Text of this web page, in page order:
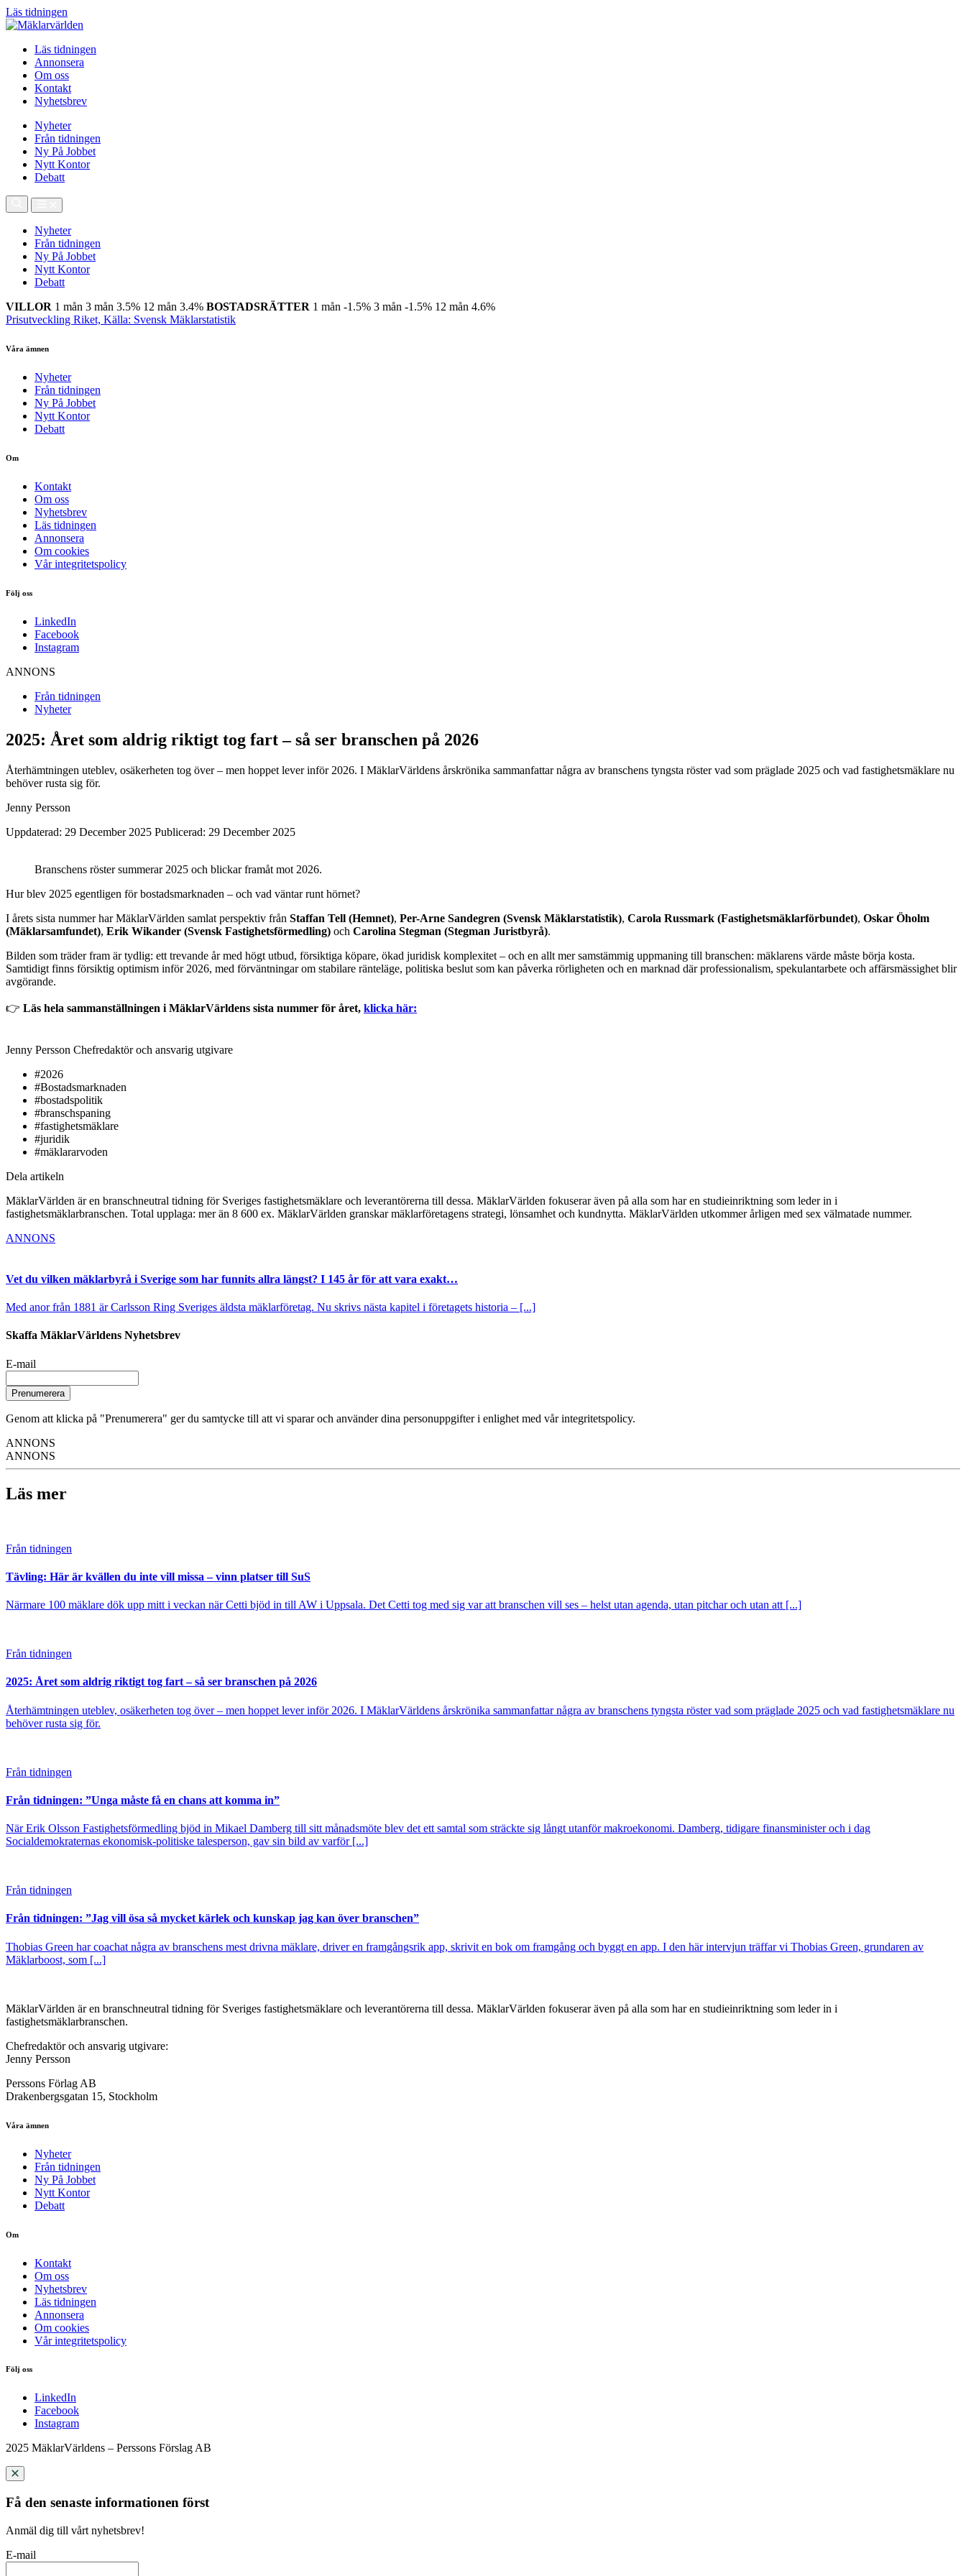
Läs tidningen
Läs tidningen
Annonsera
Om oss
Kontakt
Nyhetsbrev
Nyheter
Från tidningen
Ny På Jobbet
Nytt Kontor
Debatt
Nyheter
Från tidningen
Ny På Jobbet
Nytt Kontor
Debatt
VILLOR 1 mån 3 mån 3.5% 12 mån 3.4% BOSTADSRÄTTER 1 mån -1.5% 3 mån -1.5% 12 mån 4.6%
Prisutveckling Riket, Källa: Svensk Mäklarstatistik
Våra ämnen
Nyheter
Från tidningen
Ny På Jobbet
Nytt Kontor
Debatt
Om
Kontakt
Om oss
Nyhetsbrev
Läs tidningen
Annonsera
Om cookies
Vår integritetspolicy
Följ oss
LinkedIn
Facebook
Instagram
ANNONS
Från tidningen
Nyheter
2025: Året som aldrig riktigt tog fart – så ser branschen på 2026
Återhämtningen uteblev, osäkerheten tog över – men hoppet lever inför 2026. I MäklarVärldens årskrönika sammanfattar några av branschens tyngsta röster vad som präglade 2025 och vad fastighetsmäklare nu
behöver rusta sig för.
Jenny Persson
Uppdaterad: 29 December 2025 Publicerad: 29 December 2025
Branschens röster summerar 2025 och blickar framåt mot 2026.
Hur blev 2025 egentligen för bostadsmarknaden – och vad väntar runt hörnet?
I årets sista nummer har MäklarVärlden samlat perspektiv från Staffan Tell (Hemnet), Per-Arne Sandegren (Svensk Mäklarstatistik), Carola Russmark (Fastighetsmäklarförbundet), Oskar Öholm
(Mäklarsamfundet), Erik Wikander (Svensk Fastighetsförmedling) och Carolina Stegman (Stegman Juristbyrå).
Bilden som träder fram är tydlig: ett trevande år med högt utbud, försiktiga köpare, ökad juridisk komplexitet – och en allt mer samstämmig uppmaning till branschen: mäklarens värde måste börja kosta.
Samtidigt finns försiktig optimism inför 2026, med förväntningar om stabilare ränteläge, politiska beslut som kan påverka rörligheten och en marknad där professionalism, spekulantarbete och affärsmässighet blir
avgörande.
👉 Läs hela sammanställningen i MäklarVärldens sista nummer för året, klicka här:
Jenny Persson Chefredaktör och ansvarig utgivare
#2026
#Bostadsmarknaden
#bostadspolitik
#branschspaning
#fastighetsmäklare
#juridik
#mäklararvoden
Dela artikeln
MäklarVärlden är en branschneutral tidning för Sveriges fastighetsmäklare och leverantörerna till dessa. MäklarVärlden fokuserar även på alla som har en studieinriktning som leder in i
fastighetsmäklarbranschen. Total upplaga: mer än 8 600 ex. MäklarVärlden granskar mäklarföretagens strategi, lönsamhet och kundnytta. MäklarVärlden utkommer årligen med sex välmatade nummer.
ANNONS
Vet du vilken mäklarbyrå i Sverige som har funnits allra längst? I 145 år för att vara exakt…
Med anor från 1881 är Carlsson Ring Sveriges äldsta mäklarföretag. Nu skrivs nästa kapitel i företagets historia – [...]
Skaffa MäklarVärldens Nyhetsbrev
E-mail
Prenumerera
Genom att klicka på "Prenumerera" ger du samtycke till att vi sparar och använder dina personuppgifter i enlighet med vår integritetspolicy.
ANNONS
ANNONS
Läs mer
Från tidningen
Tävling: Här är kvällen du inte vill missa – vinn platser till SuS
Närmare 100 mäklare dök upp mitt i veckan när Cetti bjöd in till AW i Uppsala. Det Cetti tog med sig var att branschen vill ses – helst utan agenda, utan pitchar och utan att [...]
Från tidningen
2025: Året som aldrig riktigt tog fart – så ser branschen på 2026
Återhämtningen uteblev, osäkerheten tog över – men hoppet lever inför 2026. I MäklarVärldens årskrönika sammanfattar några av branschens tyngsta röster vad som präglade 2025 och vad fastighetsmäklare nu
behöver rusta sig för.
Från tidningen
Från tidningen: ”Unga måste få en chans att komma in”
När Erik Olsson Fastighetsförmedling bjöd in Mikael Damberg till sitt månadsmöte blev det ett samtal som sträckte sig långt utanför makroekonomi. Damberg, tidigare finansminister och i dag
Socialdemokraternas ekonomisk-politiske talesperson, gav sin bild av varför [...]
Från tidningen
Från tidningen: ”Jag vill ösa så mycket kärlek och kunskap jag kan över branschen”
Thobias Green har coachat några av branschens mest drivna mäklare, driver en framgångsrik app, skrivit en bok om framgång och byggt en app. I den här intervjun träffar vi Thobias Green, grundaren av
Mäklarboost, som [...]
MäklarVärlden är en branschneutral tidning för Sveriges fastighetsmäklare och leverantörerna till dessa. MäklarVärlden fokuserar även på alla som har en studieinriktning som leder in i
fastighetsmäklarbranschen.
Chefredaktör och ansvarig utgivare:
Jenny Persson
Perssons Förlag AB
Drakenbergsgatan 15, Stockholm
Våra ämnen
Nyheter
Från tidningen
Ny På Jobbet
Nytt Kontor
Debatt
Om
Kontakt
Om oss
Nyhetsbrev
Läs tidningen
Annonsera
Om cookies
Vår integritetspolicy
Följ oss
LinkedIn
Facebook
Instagram
2025 MäklarVärldens – Perssons Förslag AB
Få den senaste informationen först
Anmäl dig till vårt nyhetsbrev!
E-mail